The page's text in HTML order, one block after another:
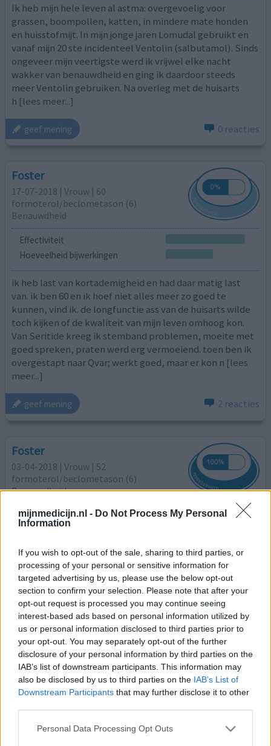
mijnmedicijn.nl - Do Not Process My Personal
Information
If you wish to opt-out of the sale, sharing to third parties, or
processing of your personal or sensitive information for
targeted advertising by us, please use the below opt-out
section to confirm your selection. Please note that after your
opt-out request is processed you may continue seeing
interest-based ads based on personal information utilized by
us or personal information disclosed to third parties prior to
your opt-out. You may separately opt-out of the further
disclosure of your personal information by third parties on the
IAB’s list of downstream participants. This information may
also be disclosed by us to third parties on the IAB’s List of
Downstream Participants that may further disclose it to other
Personal Data Processing Opt Outs
Ik heb mijn hele leven al astma: overgevoelig voor
grassen, boompollen, katten, in mindere mate honden
en huisstofmijt. In mijn jonge jaren Lomudal gebruikt en
vanaf mijn 20 ste incidenteel Ventolin (salbutamol). Sinds
ongeveer mijn veertigste werd ik vrijwel elke nacht
wakker van benauwdheid en ging ik daardoor steeds
meer Ventolin gebruiken. Na overleg met de huisarts
h [lees meer...]
geef mening 0 reacties
Foster
17-07-2018 | Vrouw | 60
formoterol/beclometason (6)
Benauwdheid
Effectiviteit
Hoeveelheid bijwerkingen
ik heb last van kortademigheid en had daar matig last
van. ik ben 60 en ik hoef niet alles meer zo goed te
kunnen, vind ik. de longfunctie ass van de huisarts wilde
toch kijken of de kwaliteit van mijn leven omhoog kon.
Van Seritide kreeg ik stemband problemen, moeite met
goed spreken, praten werd erg vermoeiend. toen ben ik
overgestapt naar Qvar; werkt goed, maar er kon n [lees
meer...]
geef mening 2 reacties
Foster
03-04-2018 | Vrouw | 52
formoterol/beclometason (6)
Benauwdheid
Effectiviteit
Hoeveelheid bijwerkingen
Na longontsteking astma gekregen met toenemende
benauwdheid en kortademigheid en veel hoesten. Foster
helpt goed tegen benauwdheid, maar heeft zijn tijd nodig
voordat het werkt. Tegen het hoesten helpt het niet en
tegen kortademigheid ook niet. Maar je hebt wel weer
lucht dus voor mij was het echt een "verademing"....
geef mening 0 reacties
Foster
formoterol/beclometason (100mg)